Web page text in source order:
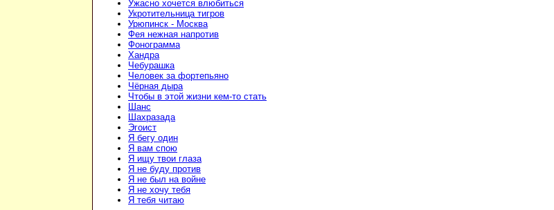
Ужасно хочется влюбиться
Укротительница тигров
Урюпинск - Москва
Фея нежная напротив
Фонограмма
Хандра
Чебурашка
Человек за фортепьяно
Чёрная дыра
Чтобы в этой жизни кем-то стать
Шанс
Шахразада
Эгоист
Я бегу один
Я вам спою
Я ищу твои глаза
Я не буду против
Я не был на войне
Я не хочу тебя
Я тебя читаю